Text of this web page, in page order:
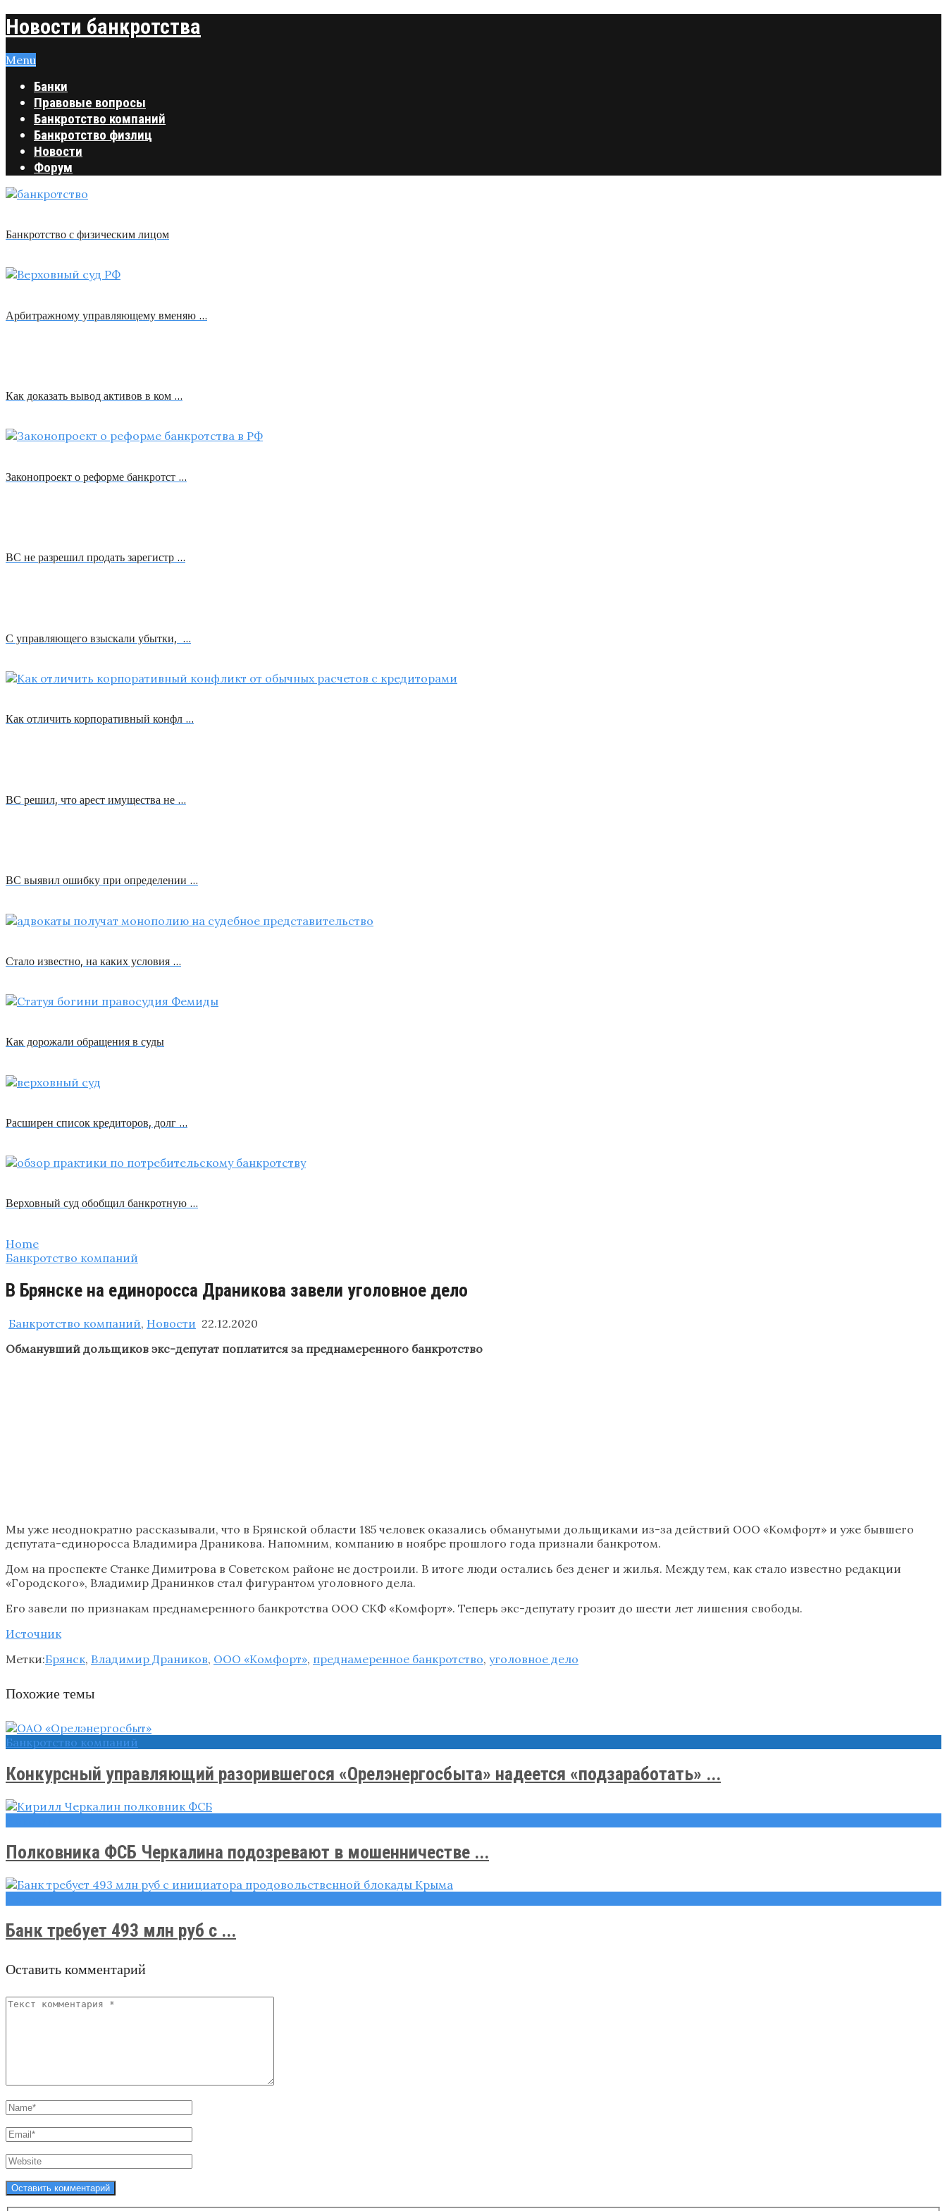
Новости банкротства
Menu
Банки
Правовые вопросы
Банкротство компаний
Банкротство физлиц
Новости
Форум
Банкротство с физическим лицом
Арбитражному управляющему вменяю …
Как доказать вывод активов в ком …
Законопроект о реформе банкротст …
ВС не разрешил продать зарегистр …
С управляющего взыскали убытки, …
Как отличить корпоративный конфл …
ВС решил, что арест имущества не …
ВС выявил ошибку при определении …
Стало известно, на каких условия …
Как дорожали обращения в суды
Расширен список кредиторов, долг …
Верховный суд обобщил банкротную …
Home
Банкротство компаний
В Брянске на единоросса Драникова завели уголовное дело
Банкротство компаний, Новости 22.12.2020
Обманувший дольщиков экс-депутат поплатится за преднамеренного банкротство
Мы уже неоднократно рассказывали, что в Брянской области 185 человек оказались обманутыми дольщиками из-за действий ООО «Комфорт» и уже бывшего
депутата-единоросса Владимира Драникова. Напомним, компанию в ноябре прошлого года признали банкротом.
Дом на проспекте Станке Димитрова в Советском районе не достроили. В итоге люди остались без денег и жилья. Между тем, как стало известно редакции
«Городского», Владимир Дранинков стал фигурантом уголовного дела.
Его завели по признакам преднамеренного банкротства ООО СКФ «Комфорт». Теперь экс-депутату грозит до шести лет лишения свободы.
Источник
Метки:Брянск, Владимир Драников, ООО «Комфорт», преднамеренное банкротство, уголовное дело
Похожие темы
Банкротство компаний
Конкурсный управляющий разорившегося «Орелэнергосбыта» надеется «подзаработать» ...
Полковника ФСБ Черкалина подозревают в мошенничестве ...
Банк требует 493 млн руб с ...
Оставить комментарий